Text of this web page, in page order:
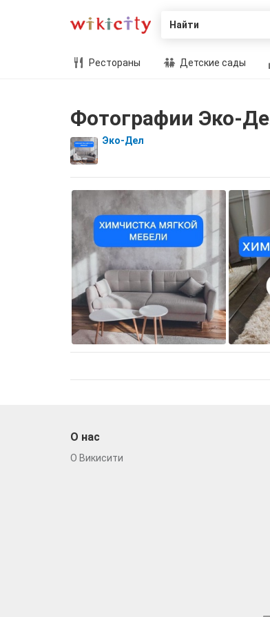
Найти
Рестораны Детские сады
Фотографии Эко-
Эко-Дел
О нас
О Викисити